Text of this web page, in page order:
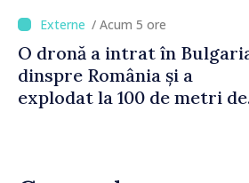
nu au detectat niciun
vehicul aerian”
/ Acum 5 ore
O dronă a intrat în
dinspre România și a
explodat la 100 de metri de